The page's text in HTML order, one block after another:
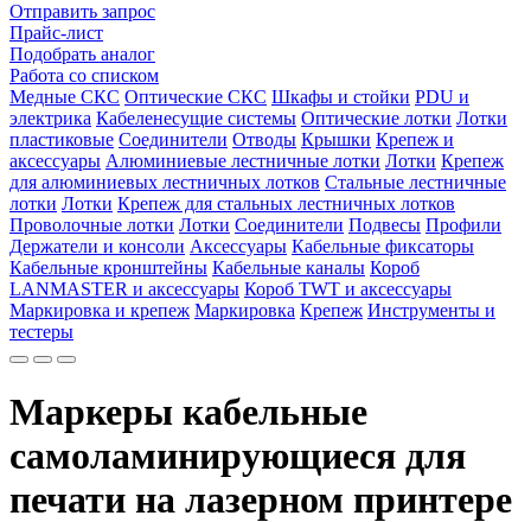
Отправить запрос
Прайс-лист
Подобрать аналог
Работа со списком
Медные СКС Оптические СКС Шкафы и стойки PDU и
электрика Кабеленесущие системы Оптические лотки Лотки
пластиковые Соединители Отводы Крышки Крепеж и
аксессуары Алюминиевые лестничные лотки Лотки Крепеж
для алюминиевых лестничных лотков Стальные лестничные
лотки Лотки Крепеж для стальных лестничных лотков
Проволочные лотки Лотки Соединители Подвесы Профили
Держатели и консоли Аксессуары Кабельные фиксаторы
Кабельные кронштейны Кабельные каналы Короб
LANMASTER и аксессуары Короб TWT и аксессуары
Маркировка и крепеж Маркировка Крепеж Инструменты и
тестеры
Маркеры кабельные
самоламинирующиеся для
печати на лазерном принтере